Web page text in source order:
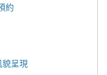
約
貌呈現